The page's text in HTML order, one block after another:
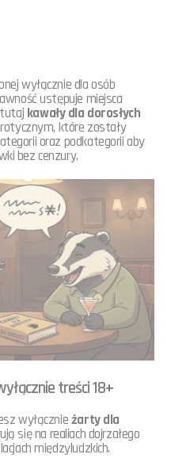
wyłącznie dla osób
ustępuje miejsca
kawały dla dorosłych
które zostały
oraz podkategorii aby
bez cenzury.
treści 18+
wyłącznieżarty dla
się na realiach dojrzałego
międzyludzkich.